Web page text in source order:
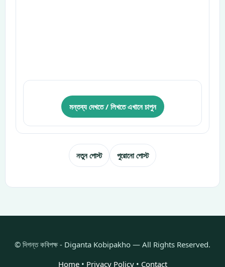
মন্তব্য দেখতে / লিখতে এখানে চাপুন
নতুন পোস্ট পুরোনো পোস্ট
© দিগন্ত কবিপক্ষ - Diganta Kobipakho — All Rights Reserved.
Home• Privacy Policy• Contact